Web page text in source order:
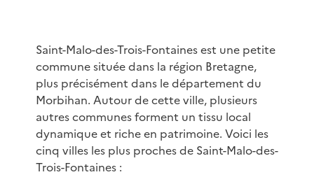
Saint-Malo-des-Trois-Fontaines est une petite
commune située dans la région Bretagne,
plus précisément dans le département du
Morbihan. Autour de cette ville, plusieurs
autres communes forment un tissu local
dynamique et riche en patrimoine. Voici les
cinq villes les plus proches de Saint-Malo-des-
Trois-Fontaines :